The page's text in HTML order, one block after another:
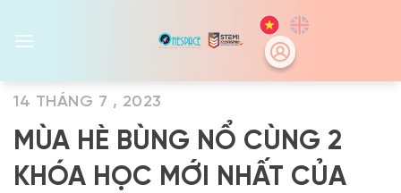
content
14 THÁNG 7 , 2023
MÙA HÈ BÙNG NỔ CÙNG 2
KHÓA HỌC MỚI NHẤT CỦA